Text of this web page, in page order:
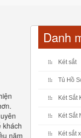
khách
năm
Danh
Két sắt
Tủ Hồ
Két Sắt
Két Sắt
Két sắt